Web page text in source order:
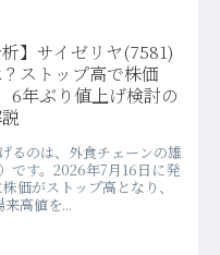
析】サイゼリヤ(7581)
ストップ高で株価
6年ぶり値上げ検討の
るのは、外食チェーンの雄
です。2026年7月16日に発
価がストップ高となり、
高値を...